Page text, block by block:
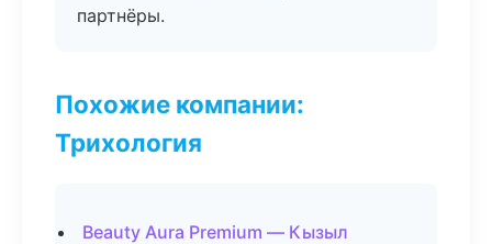
партнёры.
Похожие компании:
Трихология
Beauty Aura Premium — Кызыл